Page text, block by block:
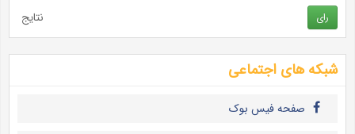
رای نتایج
شبکه های اجتماعی
صفحه فیس بوک